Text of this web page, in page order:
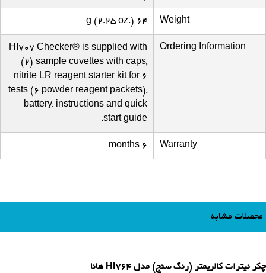
Weight
64 g (2.25 oz.)
Ordering Information
HI707 Checker® is supplied with
(2) sample cuvettes with caps,
nitrite LR reagent starter kit for 6
tests (6 powder reagent packets),
battery, instructions and quick
start guide.
Warranty
6 months
محصلات مشابه
چکر نیترات کالریمتر (رنگ سنج) مدل HI764 هانا